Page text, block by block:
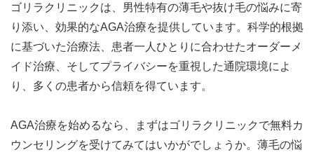
ゴリラクリニックは、男性特有の薄毛や抜け毛の悩みに寄
り添い、効果的なAGA治療を提供しています。科学的根拠
に基づいた治療法、患者一人ひとりに合わせたオーダーメ
イド治療、そしてプライバシーを重視した通院環境によ
り、多くの患者から信頼を得ています。
AGA治療を始めるなら、まずはゴリラクリニックで無料カ
ウンセリングを受けてみてはいかがでしょうか。薄毛の悩